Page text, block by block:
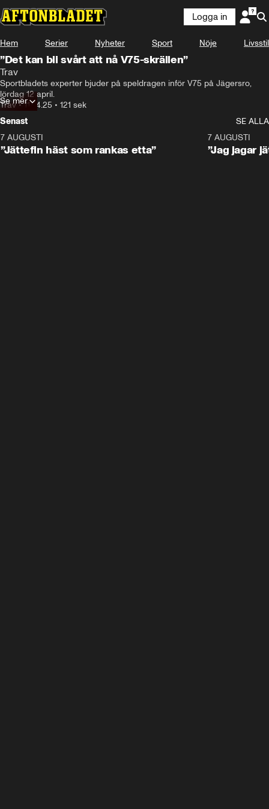
Logga in
Hem Serier Nyheter Sport Nöje Livsstil
”Det kan bli svårt att nå V75-skrällen”
Trav
Sportbladets experter bjuder på speldragen inför V75 på Jägersro,
lördag 12 april.
Trav•11.04.25 • 121 sek
Se mer
Senast
SE ALLA
7 AUGUSTI
”Jättefin häst som rankas etta”
7 AUGUSTI
”Jag jagar